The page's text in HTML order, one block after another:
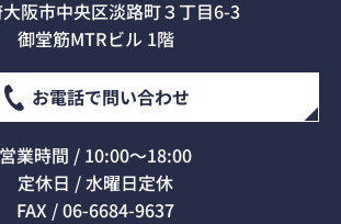
阪市中央区淡路町３丁目6-3
御堂筋MTRビル 1階
お電話で問い合わせ
営業時間 / 10:00～18:00
定休日 / 水曜日定休
FAX / 06-6684-9637